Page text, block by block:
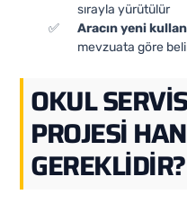
sırayla yürütülür
Aracın yeni
mevzuata göre
OKUL
PROJESI
GEREKLIDIR?